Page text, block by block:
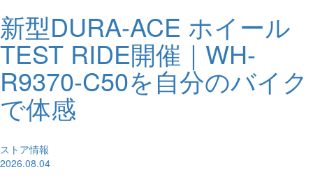
新型DURA-ACE ホイール
TEST RIDE開催｜WH-
R9370-C50を自分のバイク
で体感
ストア情報
2026.08.04